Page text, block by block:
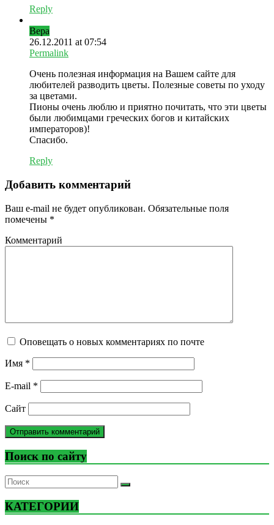
Reply
Вера
26.12.2011 at 07:54
Permalink
Очень полезная информация на Вашем сайте для
любителей разводить цветы. Полезные советы по уходу
за цветами.
Пионы очень люблю и приятно почитать, что эти цветы
были любимцами греческих богов и китайских
императоров)!
Спасибо.
Reply
Добавить комментарий
Ваш e-mail не будет опубликован. Обязательные поля
помечены *
Комментарий
Оповещать о новых комментариях по почте
Имя *
E-mail *
Сайт
Поиск по сайту
КАТЕГОРИИ